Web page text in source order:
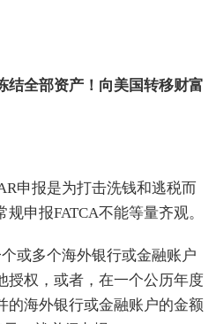
结全部资产！向美国转移财富
申报是为打击洗钱和逃税而
申报FATCA不能等量齐观。
或多个海外银行或金融账户
授权，或者，在一个公历年度
的海外银行或金融账户的金额